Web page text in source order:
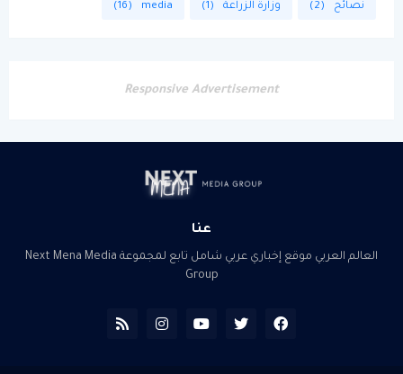
نصائح (2) وزارة الزراعة (1)
media
(16)
Responsive Advertisement
عنا
العالم العربي موقع إخباري عربي شامل تابع لمجموعة Next Mena Media
Group